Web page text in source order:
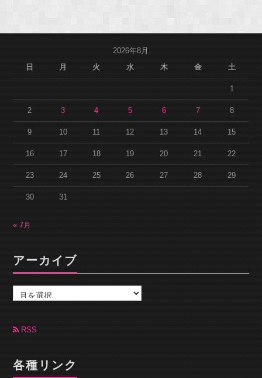
2026年8月
日
月 火 水 木 金 土
1
2 3 4 5 6 7 8
9 10 11 12 13 14 15
16 17 18 19 20 21 22
23 24 25 26 27 28 29
30 31
« 7月
アーカイブ
カ
ブ RSS
各種リンク